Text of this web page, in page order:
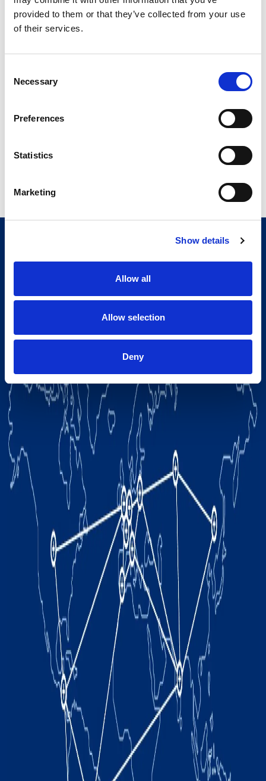
provided to them or that they’ve collected from your use
of their services.
Selection
Necessary
Preferences
Statistics
Marketing
Show details
Allow all
Allow selection
Deny
[kg]